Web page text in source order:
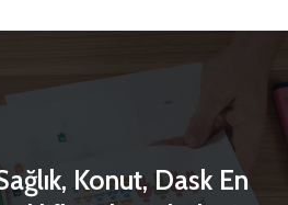
Konut, Dask En